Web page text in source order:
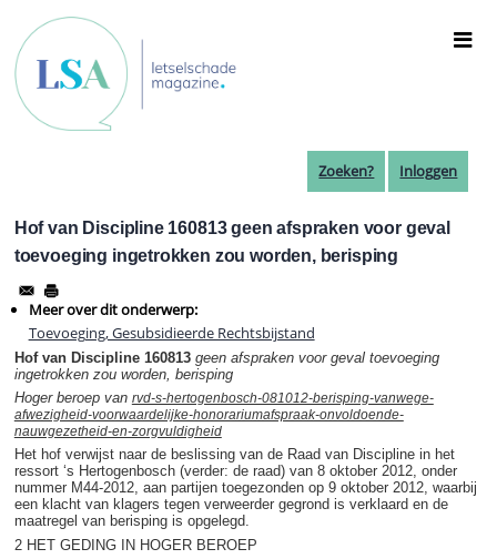
naar
de
inhoud
gaan
Zoeken? Inloggen
Hof van Discipline 160813 geen afspraken voor geval
toevoeging ingetrokken zou worden, berisping
Meer over dit onderwerp:
Toevoeging, Gesubsidieerde Rechtsbijstand
Hof van Discipline 160813 geen afspraken voor geval toevoeging
ingetrokken zou worden, berisping
Hoger beroep van rvd-s-hertogenbosch-081012-berisping-vanwege-
afwezigheid-voorwaardelijke-honorariumafspraak-onvoldoende-
nauwgezetheid-en-zorgvuldigheid
Het hof verwijst naar de beslissing van de Raad van Discipline in het
ressort ‘s Hertogenbosch (verder: de raad) van 8 oktober 2012, onder
nummer M44-2012, aan partijen toegezonden op 9 oktober 2012, waarbij
een klacht van klagers tegen verweerder gegrond is verklaard en de
maatregel van berisping is opgelegd.
2 HET GEDING IN HOGER BEROEP